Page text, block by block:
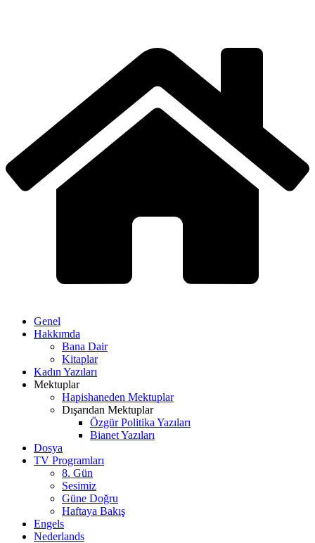
Genel
Hakkımda
Bana Dair
Kitaplar
Kadın Yazıları
Mektuplar
Hapishaneden Mektuplar
Dışarıdan Mektuplar
Özgür Politika Yazıları
Bianet Yazıları
Dosya
TV Programları
8. Gün
Sesimiz
Güne Doğru
Haftaya Bakış
Engels
Nederlands